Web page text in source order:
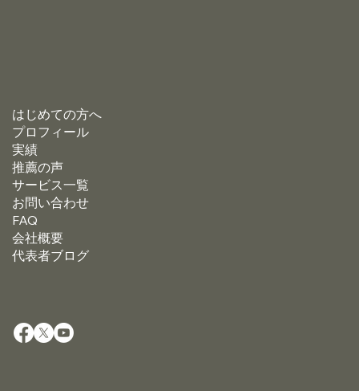
はじめての方へ
プロフィール
実績
推薦の声
サービス一覧
お問い合わせ
FAQ
会社概要
代表者ブログ